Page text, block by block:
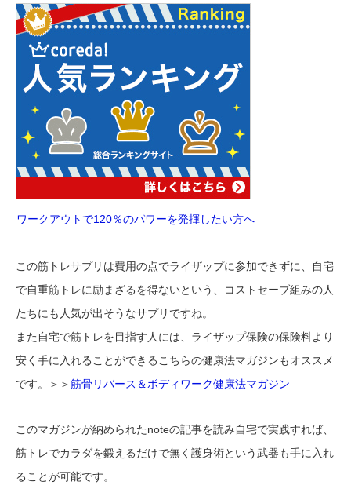
ワークアウトで120％のパワーを発揮したい方へ
この筋トレサプリは費用の点でライザップに参加できずに、自宅
で自重筋トレに励まざるを得ないという、コストセーブ組みの人
たちにも人気が出そうなサプリですね。
また自宅で筋トレを目指す人には、ライザップ保険の保険料より
安く手に入れることができるこちらの健康法マガジンもオススメ
です。＞＞筋骨リバース＆ボディワーク健康法マガジン
このマガジンが納められたnoteの記事を読み自宅で実践すれば、
筋トレでカラダを鍛えるだけで無く護身術という武器も手に入れ
ることが可能です。